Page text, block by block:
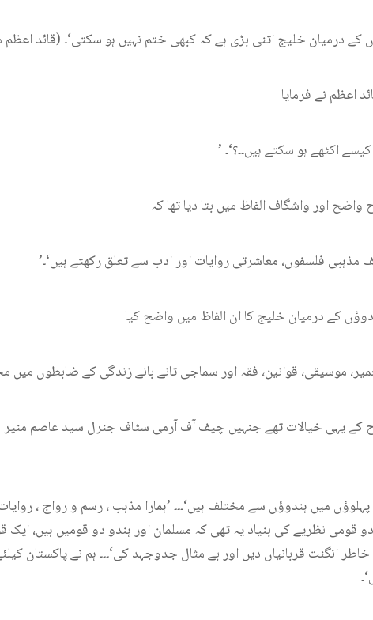
کے درمیان خلیج اتنی بڑی ہے کہ کبھی ختم نہیں ہو سکتی‘۔ (قائد اعظم
اکٹھے ہو سکتے ہیں۔۔؟‘۔
اور واشگاف الفاظ میں بتا دیا تھا کہ
مذہبی فلسفوں، معاشرتی روایات اور ادب سے تعلق رکھتے ہیں‘۔
موسیقی، قوانین، فقہ اور سماجی تانے بانے زندگی کے ضابطوں میں
کے یہی خیالات تھے جنہیں چیف آف آرمی سٹاف جنرل سید عاصم منیر
قومی نظریے کی بنیاد یہ تھی کہ مسلمان اور ہندو دو قومیں ہیں، ایک
انگنت قربانیاں دیں اور بے مثال جدوجہد کی‘۔۔۔ ہم نے پاکستان